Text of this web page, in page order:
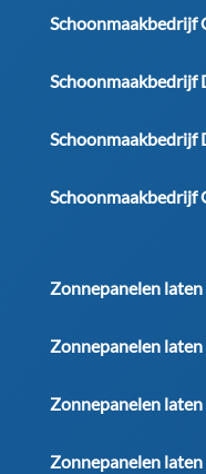
Schoonmaakbedrijf
Schoonmaakbedrijf
Schoonmaakbedrijf
Schoonmaakbedrijf
Zonnepanelen
Zonnepanelen
Zonnepanelen
Zonnepanelen